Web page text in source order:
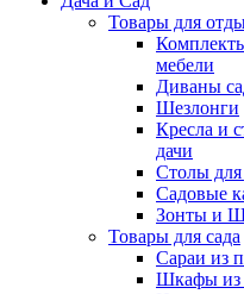
Товары для
мебели
Диваны
Шезлонги
Кресла и
дачи
Столы для
Садовые
Зонты и
Товары для сада
Сараи из
Шкафы из